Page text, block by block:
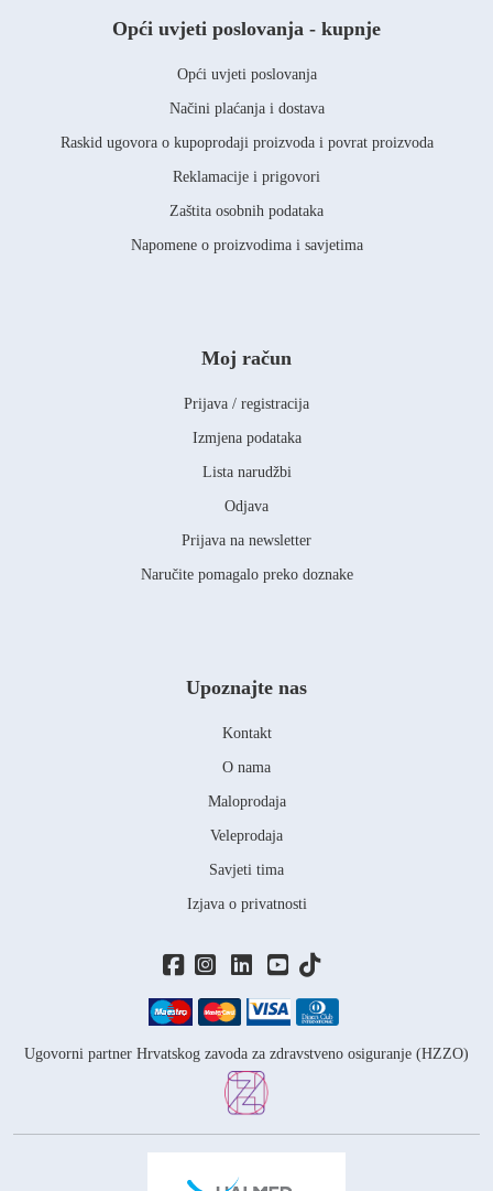
Opći uvjeti poslovanja - kupnje
Opći uvjeti poslovanja
Načini plaćanja i dostava
Raskid ugovora o kupoprodaji proizvoda i povrat proizvoda
Reklamacije i prigovori
Zaštita osobnih podataka
Napomene o proizvodima i savjetima
Moj račun
Prijava / registracija
Izmjena podataka
Lista narudžbi
Odjava
Prijava na newsletter
Naručite pomagalo preko doznake
Ugovorni partner Hrvatskog zavoda za zdravstveno osiguranje (HZZO)
Upoznajte nas
Kontakt
O nama
Maloprodaja
Veleprodaja
Savjeti tima
Izjava o privatnosti